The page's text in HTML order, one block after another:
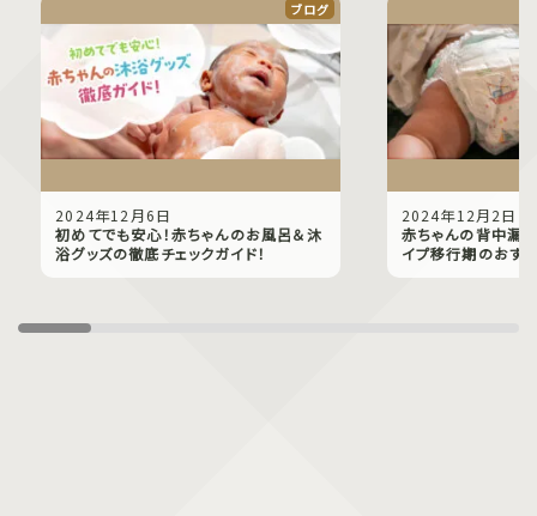
ブログ
2024年12月6日
初めてでも安心！赤ちゃんのお風呂＆沐
浴グッズの徹底チェックガイド！
2024年12月2日
赤ちゃんの背中漏
イプ移行期のおす